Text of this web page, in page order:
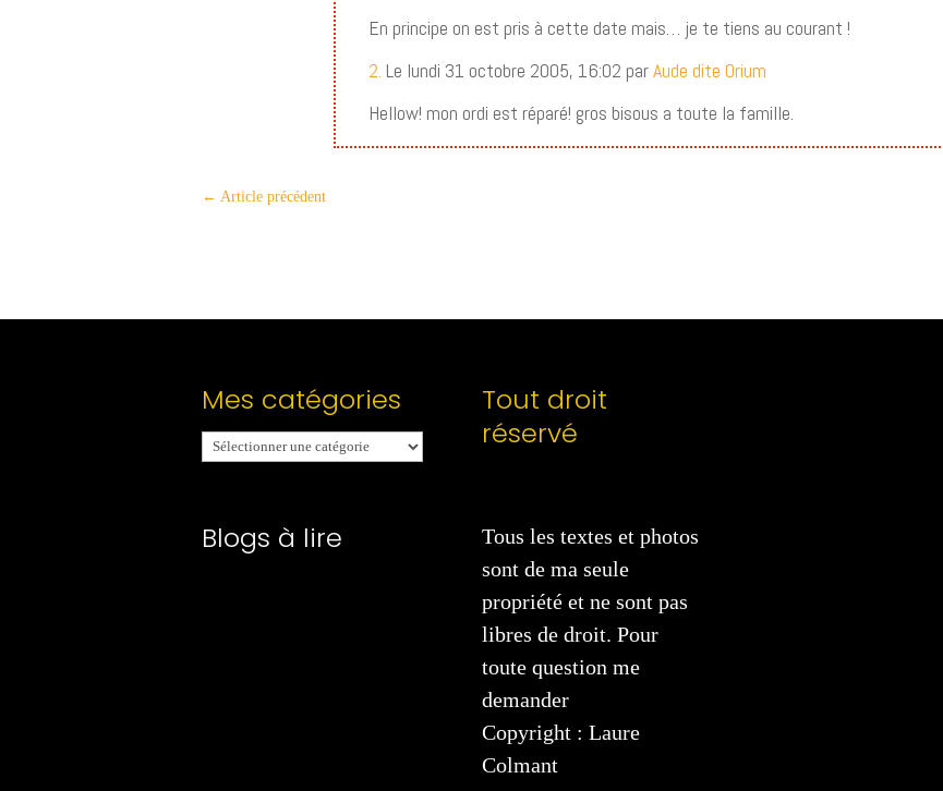
En principe on est pris à cette date mais… je te tiens au courant !
2. Le lundi 31 octobre 2005, 16:02 parAude dite Orium
Hellow! mon ordi est réparé! gros bisous a toute la famille.
← Article précédent
Mes catégories
Mes
catégories
Blogs à lire
Tout droit
réservé
Tous les textes et photos
sont de ma seule
propriété et ne sont pas
libres de droit. Pour
toute question me
demander
Copyright : Laure
Colmant